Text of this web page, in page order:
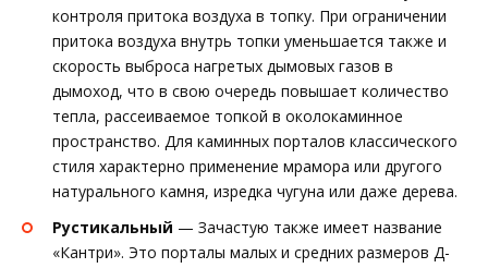
контроля притока воздуха в топку. При ограничении
притока воздуха внутрь топки уменьшается также и
скорость выброса нагретых дымовых газов в
дымоход, что в свою очередь повышает количество
тепла, рассеиваемое топкой в околокаминное
пространство. Для каминных порталов классического
стиля характерно применение мрамора или другого
натурального камня, изредка чугуна или даже дерева.
Рустикальный — Зачастую также имеет название
«Кантри». Это порталы малых и средних размеров Д-